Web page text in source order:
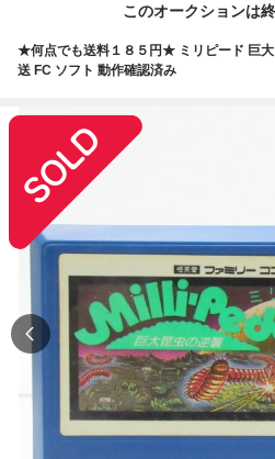
このオークションは
★何点でも送料１８５円★ ミリピード 巨
送 FC ソフト 動作確認済み